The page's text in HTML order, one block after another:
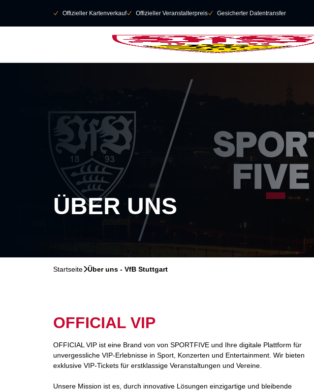
􀆅 Offizieller Kartenverkauf􀆅 Offizieller Veranstalterpreis􀆅 Gesicherter Datentransfer
ÜBER UNS
Startseite􀆊Über uns - VfB Stuttgart
OFFICIAL VIP
OFFICIAL VIP ist eine Brand von von SPORTFIVE und Ihre digitale Plattform für
unvergessliche VIP-Erlebnisse in Sport, Konzerten und Entertainment. Wir bieten
exklusive VIP-Tickets für erstklassige Veranstaltungen und Vereine.
Unsere Mission ist es, durch innovative Lösungen einzigartige und bleibende